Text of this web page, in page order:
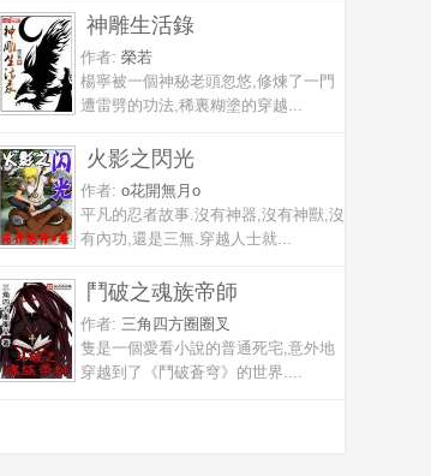
神雕生活錄
作者: 榮若
楊寧被一個神秘老頭忽悠,修煉了一門
遭雷劈的功法,稀裏糊塗的穿越...
火影之閃光
作者: o花開無月o
平凡的忍者故事.沒有神器,沒有神獸,沒
有內功,還是三無.穿越人士就...
鬥破之魂族帝師
作者: 三角四方圈圈叉
隻是一個愛看小說的普通死宅,意外地
穿越到了《鬥破蒼穹》的世界....